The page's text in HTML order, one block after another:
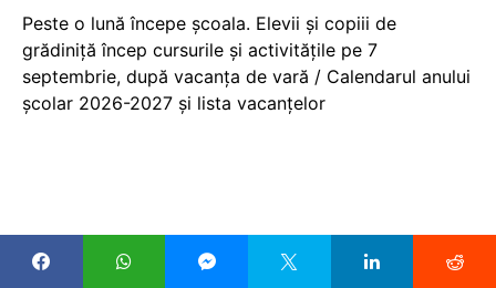
Peste o lună începe școala. Elevii și copiii de
grădiniță încep cursurile și activitățile pe 7
septembrie, după vacanța de vară / Calendarul anului
școlar 2026-2027 și lista vacanțelor